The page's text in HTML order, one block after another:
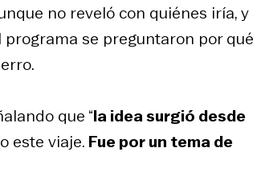
no reveló con quiénes iría, y
se preguntaron por qué
que “la idea surgió desde
este viaje. Fue por un tema de